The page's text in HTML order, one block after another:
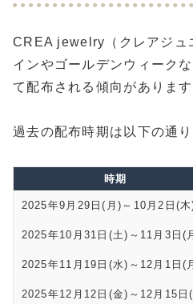
CREA jewelry（クレアジュ
インやゴールデンウィーク
て配布される傾向があります
過去の配布時期は以下の通り
時期
2025年9月29日(月)～10月2日(木
2025年10月31日(土)～11月3日(
2025年11月19日(水)～12月1日(
2025年12月12日(金)～12月15日